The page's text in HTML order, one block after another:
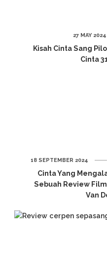
Kisah Cinta Sang
Cinta
27 MAY 2024
Cinta Yang
Sebuah Review
Van
18 SEPTEMBER 2024